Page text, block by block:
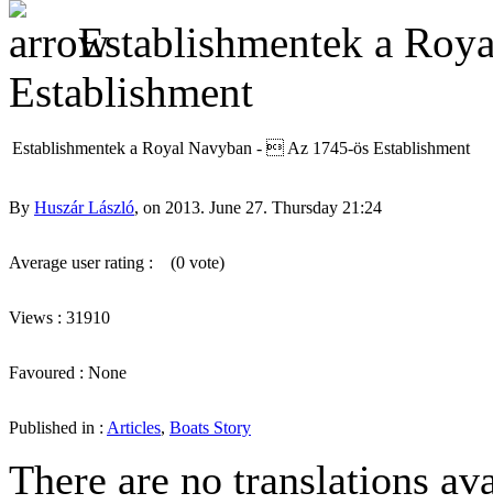
Establishmentek a
Establishment
Establishmentek a Royal Navyban -  Az 1745-ös Establishment
By Huszár László, on 2013. June 27. Thursday 21:24
Average user rating : (0 vote)
Views : 31910
Favoured : None
Published in : Articles, Boats Story
There are no translations